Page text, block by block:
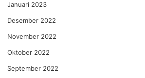
Januari 2023
Desember 2022
November 2022
Oktober 2022
September 2022